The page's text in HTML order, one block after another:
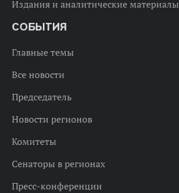
Издания и аналитические материалы
СОБЫТИЯ
Главные темы
Все новости
Председатель
Новости регионов
Комитеты
Сенаторы в регионах
Пресс-конференции